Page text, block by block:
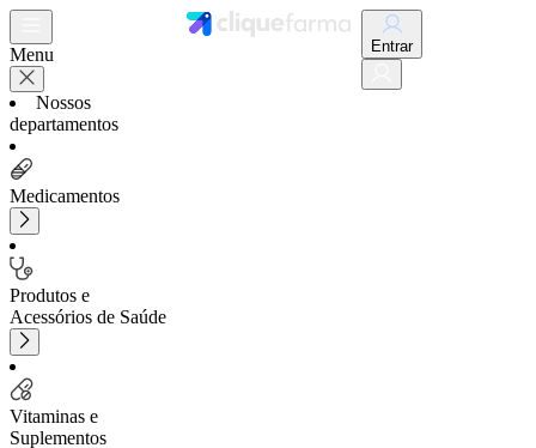
Menu
Nossos
departamentos
Medicamentos
Produtos e
Acessórios de Saúde
Vitaminas e
Suplementos
Entrar